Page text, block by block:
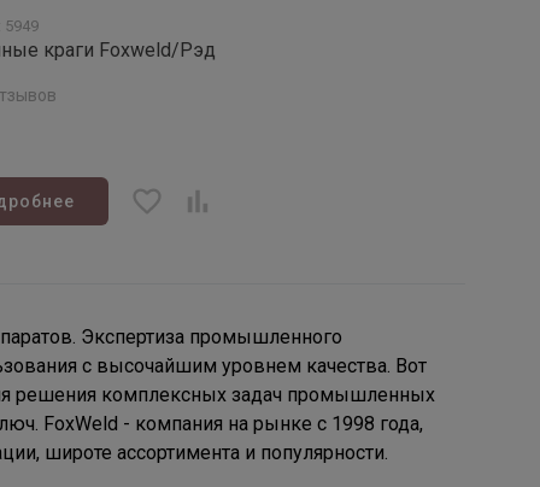
5949
краги Foxweld/Рэд
Экспертиза промышленного
с высочайшим уровнем качества. Вот
решения комплексных задач промышленных
FoxWeld - компания на рынке с 1998 года,
широте ассортимента и популярности.